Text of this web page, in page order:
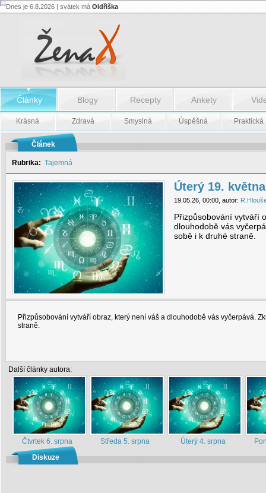
Úterý
Dnes je 6.8.2026 | svátek má Oldřiška
Články Blogy Recepty Ankety
Krásná Zdravá Smyslná Úspěšná Praktická
Článek
Rubrika: Tajemná
Úterý 19. května
19.05.26, 00:00, autor:
Přizpůsobování vytváří
dlouhodobě vás
sobě i k druhé straně.
Přizpůsobování vytváří obraz, který není váš a dlouhodobě vás vyčerpává.
straně.
Další články autora:
Čtvrtek 6. srpna Středa 5. srpna Úterý 4. srpna
Diskuze